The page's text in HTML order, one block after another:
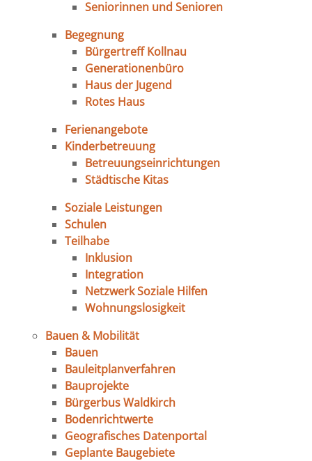
Seniorinnen und Senioren
Begegnung
Bürgertreff Kollnau
Generationenbüro
Haus der Jugend
Rotes Haus
Ferienangebote
Kinderbetreuung
Betreuungseinrichtungen
Städtische Kitas
Soziale Leistungen
Schulen
Teilhabe
Inklusion
Integration
Netzwerk Soziale Hilfen
Wohnungslosigkeit
Bauen & Mobilität
Bauen
Bauleitplanverfahren
Bauprojekte
Bürgerbus Waldkirch
Bodenrichtwerte
Geografisches Datenportal
Geplante Baugebiete